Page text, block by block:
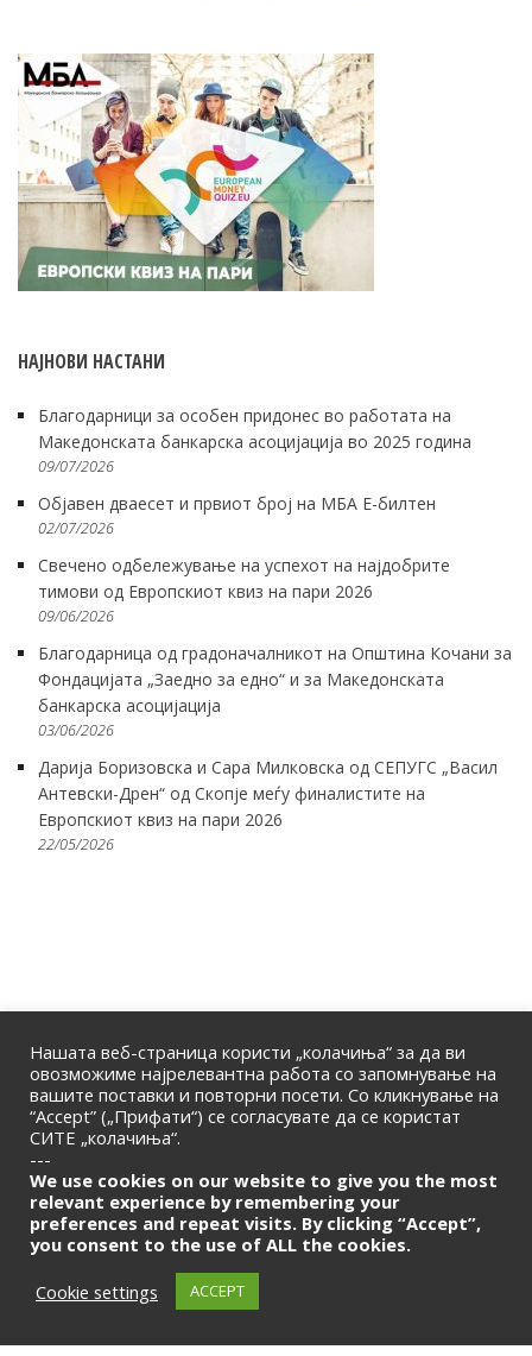
НАЈНОВИ НАСТАНИ
Благодарници за особен придонес во работата на
Македонската банкарска асоцијација во 2025 година
09/07/2026
Објавен дваесет и првиот број на МБА Е-билтен
02/07/2026
Свечено одбележување на успехот на најдобрите
тимови од Европскиот квиз на пари 2026
09/06/2026
Благодарница од градоначалникот на Општина Кочани за
Фондацијата „Заедно за едно“ и за Македонската
банкарска асоцијација
03/06/2026
Дарија Боризовска и Сара Милковска од СЕПУГС „Васил
Антевски-Дрен“ од Скопје меѓу финалистите на
Европскиот квиз на пари 2026
22/05/2026
ПОЧЕТНА
© 2026 | Македонска Банкарска Асоцијација
Само за членови
Нашата веб-страница користи „колачиња“ за да ви
овозможиме најрелевантна работа со запомнување на
вашите поставки и повторни посети. Со кликнување на
“Accept” („Прифати“) се согласувате да се користат
СИТЕ „колачиња“.
---
We use cookies on our website to give you the most
relevant experience by remembering your
preferences and repeat visits. By clicking “Accept”,
you consent to the use of ALL the cookies.
Cookie settings
ACCEPT